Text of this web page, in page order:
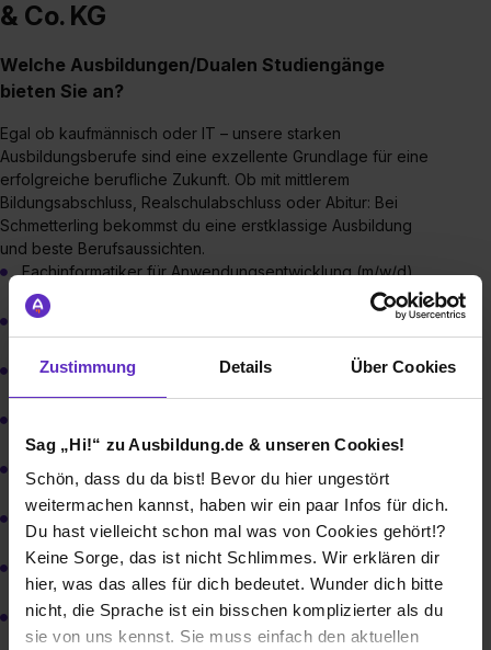
Zustimmung Details Über Cookies
Sag „Hi!“ zu Ausbildung.de & unseren Cookies!
Schön, dass du da bist! Bevor du hier ungestört
weitermachen kannst, haben wir ein paar Infos für dich.
Du hast vielleicht schon mal was von Cookies gehört!?
Keine Sorge, das ist nicht Schlimmes. Wir erklären dir
hier, was das alles für dich bedeutet. Wunder dich bitte
nicht, die Sprache ist ein bisschen komplizierter als du
sie von uns kennst. Sie muss einfach den aktuellen
& Co. KG
Welche Ausbildungen/Dualen Studiengänge
bieten Sie an?
Egal ob kaufmännisch oder IT – unsere starken
Ausbildungsberufe sind eine exzellente Grundlage für eine
erfolgreiche berufliche Zukunft. Ob mit mittlerem
Bildungsabschluss, Realschulabschluss oder Abitur: Bei
Schmetterling bekommst du eine erstklassige Ausbildung
und beste Berufsaussichten.
Fachinformatiker für Anwendungsentwicklung (m/w/d)
Fachinformatiker für Systemintegration (m/w/d)
Kaufleute für Digitalisierungsmanagement (m/w/d)
Tourismuskaufleute (m/w/d)
Kaufleute Marketing und E-Commerce (m/w/d)
Mediengestalter (m/w/d)
B.A. Digital Business Management (m/w/d)